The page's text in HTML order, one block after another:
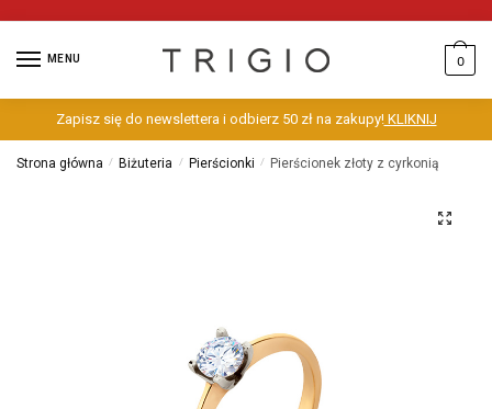
MENU 0
Zapisz się do newslettera i odbierz 50 zł na zakupy!KLIKNIJ
Strona główna / Biżuteria / Pierścionki / Pierścionek złoty z cyrkonią